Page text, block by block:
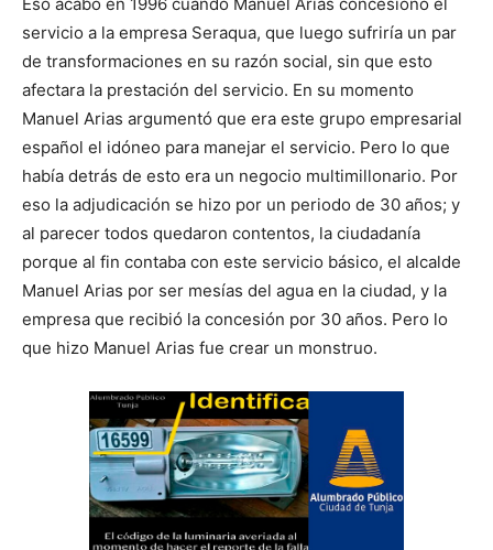
servicio a la empresa Seraqua, que luego sufriría un par
de transformaciones en su razón social, sin que esto
afectara la prestación del servicio. En su momento
Manuel Arias argumentó que era este grupo empresarial
español el idóneo para manejar el servicio. Pero lo que
había detrás de esto era un negocio multimillonario. Por
eso la adjudicación se hizo por un periodo de 30 años; y
al parecer todos quedaron contentos, la ciudadanía
porque al fin contaba con este servicio básico, el alcalde
Manuel Arias por ser mesías del agua en la ciudad, y la
empresa que recibió la concesión por 30 años. Pero lo
que hizo Manuel Arias fue crear un monstruo.